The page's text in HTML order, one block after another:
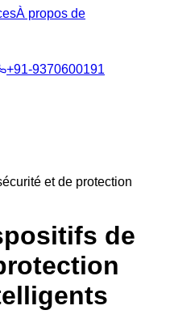
À propos de
+91-9370600191
et de protection
de